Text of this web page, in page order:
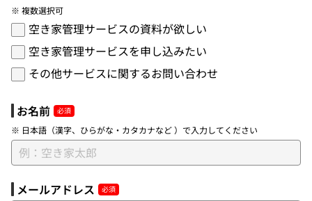
※ 複数選択可
空き家管理サービスの資料が欲しい
空き家管理サービスを申し込みたい
その他サービスに関するお問い合わせ
お名前
※ 日本語（漢字、ひらがな・カタカナなど ）で入力してください
メールアドレス